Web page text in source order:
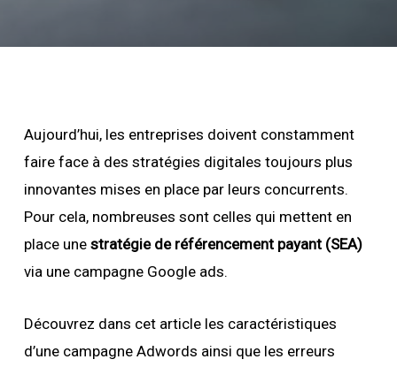
Aujourd’hui, les entreprises doivent constamment
faire face à des stratégies digitales toujours plus
innovantes mises en place par leurs concurrents.
Pour cela, nombreuses sont celles qui mettent en
place une stratégie de référencement payant (SEA)
via une campagne Google ads.
Découvrez dans cet article les caractéristiques
d’une campagne Adwords ainsi que les erreurs